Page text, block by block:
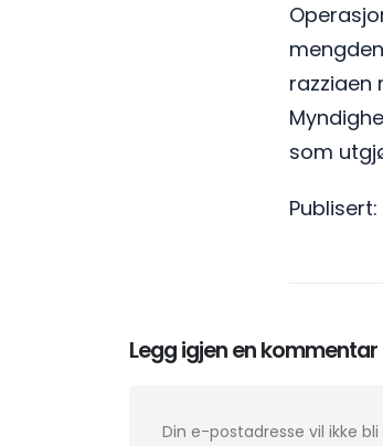
razziaen
som
Publisert:
Legg igjen en kommentar
Din e-postadresse vil ikke bli